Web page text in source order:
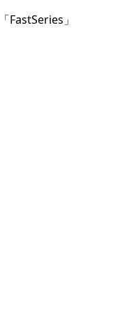
FastSeries」